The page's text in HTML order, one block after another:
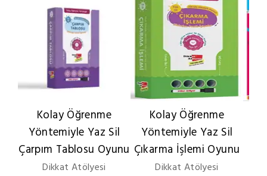
Kolay Öğrenme
Yöntemiyle Yaz Sil
Çarpım Tablosu Oyunu
Dikkat Atölyesi
Kolay Öğrenme
Yöntemiyle Yaz Sil
Çıkarma İşlemi Oyunu
Dikkat Atölyesi